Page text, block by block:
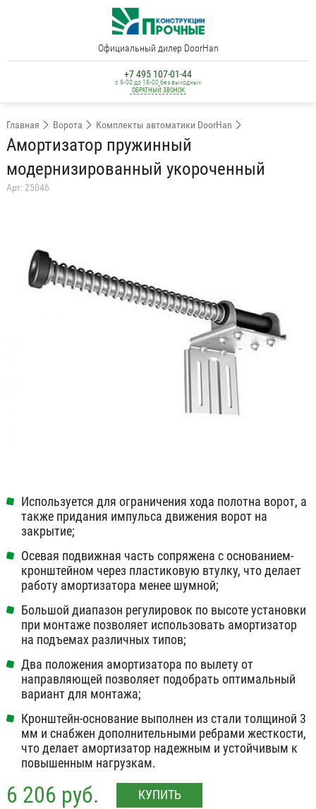
Официальный дилер DoorHan
+7 495 107-01-44
с 9-00 до 18-00 без выходных
ОБРАТНЫЙ ЗВОНОК
Главная Ворота Комплекты автоматики DoorHan
Амортизатор пружинный
модернизированный укороченный
Арт: 25046
Используется для ограничения хода полотна ворот, а
также придания импульса движения ворот на
закрытие;
Осевая подвижная часть сопряжена с основанием-
кронштейном через пластиковую втулку, что делает
работу амортизатора менее шумной;
Большой диапазон регулировок по высоте установки
при монтаже позволяет использовать амортизатор
на подъемах различных типов;
Два положения амортизатора по вылету от
направляющей позволяет подобрать оптимальный
вариант для монтажа;
Кронштейн-основание выполнен из стали толщиной 3
мм и снабжен дополнительными ребрами жесткости,
что делает амортизатор надежным и устойчивым к
повышенным нагрузкам.
6 206 руб. КУПИТЬ